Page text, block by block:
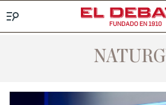
FUNDADO EN 1910